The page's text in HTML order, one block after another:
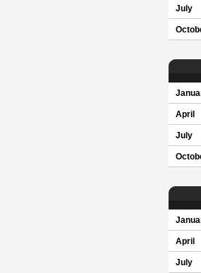
July
April
July
April
July